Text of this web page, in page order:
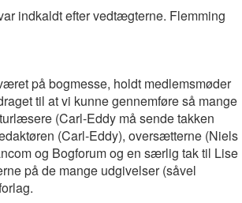
indkaldt efter vedtægterne. Flemming
på bogmesse, holdt medlemsmøder
til at vi kunne gennemføre så mange
(Carl-Eddy må sende takken
(Carl-Eddy), oversætterne (Niels
og Bogforum og en særlig tak til Lise
på de mange udgivelser (såvel